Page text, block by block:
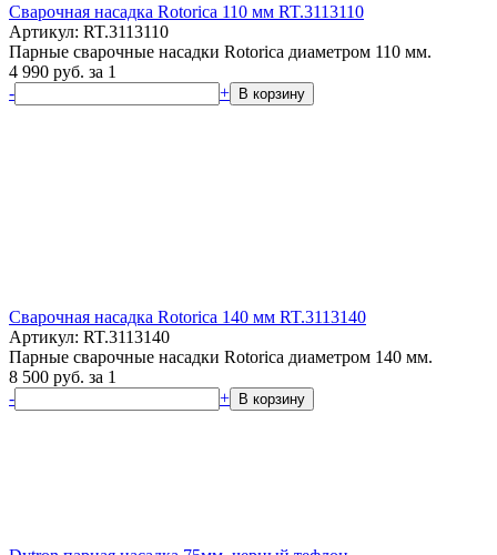
Сварочная насадка Rotorica 110 мм RT.3113110
Артикул: RT.3113110
Парные сварочные насадки Rotorica диаметром 110 мм.
4 990 руб. за 1
-
+ В корзину
Сварочная насадка Rotorica 140 мм RT.3113140
Артикул: RT.3113140
Парные сварочные насадки Rotorica диаметром 140 мм.
8 500 руб. за 1
-
+ В корзину